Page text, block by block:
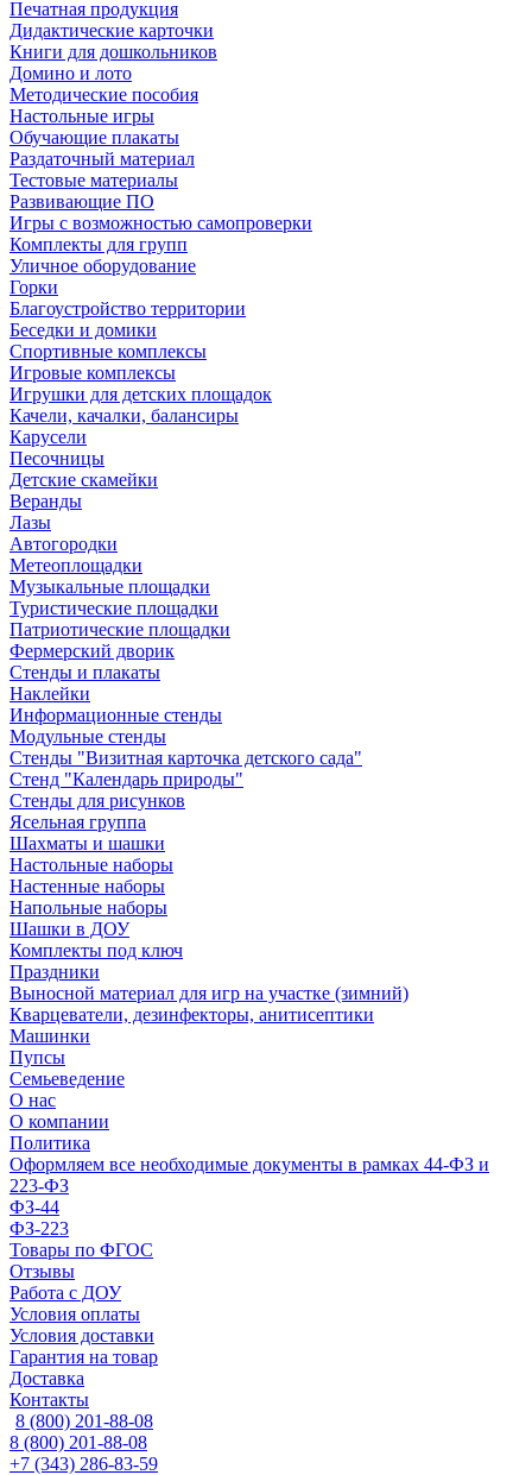
Печатная продукция
Дидактические карточки
Книги для дошкольников
Домино и лото
Методические пособия
Настольные игры
Обучающие плакаты
Раздаточный материал
Тестовые материалы
Развивающие ПО
Игры с возможностью самопроверки
Комплекты для групп
Уличное оборудование
Горки
Благоустройство территории
Беседки и домики
Спортивные комплексы
Игровые комплексы
Игрушки для детских площадок
Качели, качалки, балансиры
Карусели
Песочницы
Детские скамейки
Веранды
Лазы
Автогородки
Метеоплощадки
Музыкальные площадки
Туристические площадки
Патриотические площадки
Фермерский дворик
Стенды и плакаты
Наклейки
Информационные стенды
Модульные стенды
Стенды "Визитная карточка детского сада"
Стенд "Календарь природы"
Стенды для рисунков
Ясельная группа
Шахматы и шашки
Настольные наборы
Настенные наборы
Напольные наборы
Шашки в ДОУ
Комплекты под ключ
Праздники
Выносной материал для игр на участке (зимний)
Кварцеватели, дезинфекторы, анитисептики
Машинки
Пупсы
Семьеведение
О нас
О компании
Политика
Оформляем все необходимые документы в рамках 44-ФЗ и
223-ФЗ
ФЗ-44
ФЗ-223
Товары по ФГОС
Отзывы
Работа с ДОУ
Условия оплаты
Условия доставки
Гарантия на товар
Доставка
Контакты
8 (800) 201-88-08
8 (800) 201-88-08
+7 (343) 286-83-59